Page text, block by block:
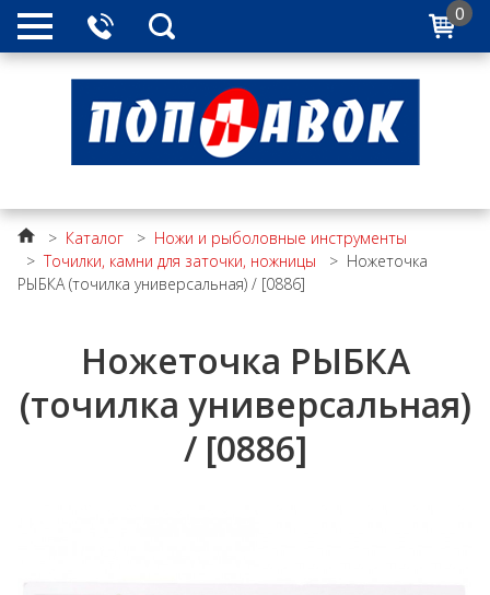
0
> Каталог > Ножи и рыболовные инструменты
>Точилки, камни для заточки, ножницы > Ножеточка
РЫБКА (точилка универсальная) / [0886]
Ножеточка РЫБКА
(точилка универсальная)
/ [0886]